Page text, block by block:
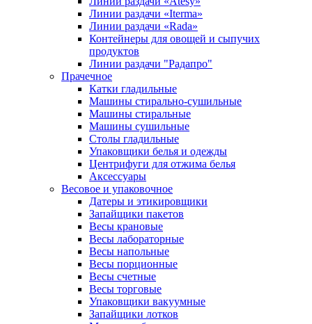
Линии раздачи «Iterma»
Линии раздачи «Rada»
Контейнеры для овощей и сыпучих
продуктов
Линии раздачи "Радапро"
Прачечное
Катки гладильные
Машины стирально-сушильные
Машины стиральные
Машины сушильные
Столы гладильные
Упаковщики белья и одежды
Центрифуги для отжима белья
Аксессуары
Весовое и упаковочное
Датеры и этикировщики
Запайщики пакетов
Весы крановые
Весы лабораторные
Весы напольные
Весы порционные
Весы счетные
Весы торговые
Упаковщики вакуумные
Запайщики лотков